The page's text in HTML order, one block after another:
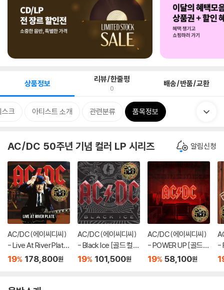
상품정보 리뷰/한줄평
0 배송/반품/교환
스크 아티스트 소개 관련분류 품목정보
AC/DC 50주년 기념 컬러 LP 시리즈 알림신청
AC/DC (에이씨디씨)
- Live At River Plate
[골드 컬러 3LP]
19% 178,800원
AC/DC (에이씨디씨)
- Black Ice [골드 컬러
2LP]
19% 101,500원
AC/DC (에이씨디씨)
- POWER UP [골드
컬러 LP]
19% 58,100원
-